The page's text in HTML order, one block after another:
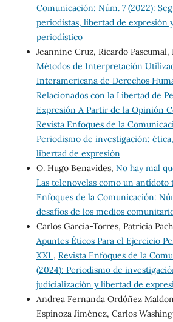
Comunicación: Núm. 7 (2022):
periodistas, libertad de expresión
periodístico
Jeannine Cruz, Ricardo Pascumal,
Métodos de Interpretación
Interamericana de Derechos
Relacionados con la Libertad de
Expresión A Partir de la Opinión
Revista Enfoques de la
Periodismo de investigación:
libertad de expresión
O. Hugo Benavides, No hay mal
Las telenovelas como un antídoto
Enfoques de la Comunicación:
desafíos de los medios
Carlos García-Torres, Patricia
Apuntes Éticos Para el Ejercicio
XXI , Revista Enfoques de la
(2024): Periodismo de
judicialización y libertad de
Andrea Fernanda Ordóñez
Espinoza Jiménez, Carlos